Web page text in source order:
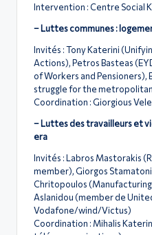
Intervention : Centre Social
– Luttes communes :
Invités : Tony Katerini
Actions), Petros Basteas
of Workers and
struggle for the metropolitan
Coordination : Giorgious
– Luttes des travailleurs et
era
Invités : Labros Mastorakis
member), Giorgos
Chritopoulos (Manufacturing
Aslanidou (member de
Vodafone/wind/Victus)
Coordination : Mihalis